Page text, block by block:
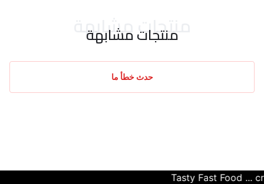
منتجات مشابهة
منتجات مشابهة
حدث خطأ ما
Tasty Fast Food ...